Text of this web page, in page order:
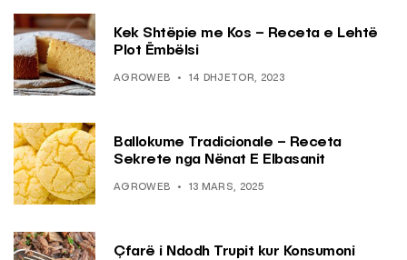
Kek Shtëpie me Kos – Receta e Lehtë
Plot Ëmbëlsi
AGROWEB 14 DHJETOR, 2023
Ballokume Tradicionale – Receta
Sekrete nga Nënat E Elbasanit
AGROWEB 13 MARS, 2025
Çfarë i Ndodh Trupit kur Konsumoni